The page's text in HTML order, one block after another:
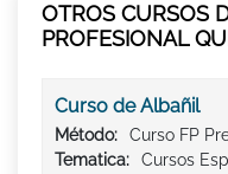
OTROS CURSOS
PROFESIONAL
Curso de Albañil
Método:
Curso FP
Tematica:
Cursos